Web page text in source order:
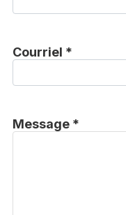
Courriel *
Message *